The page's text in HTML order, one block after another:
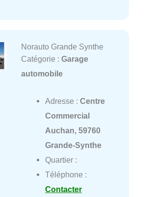
Norauto Grande Synthe
Catégorie : Garage
automobile
Adresse : Centre
Commercial
Auchan, 59760
Grande-Synthe
Quartier :
Téléphone :
Contacter